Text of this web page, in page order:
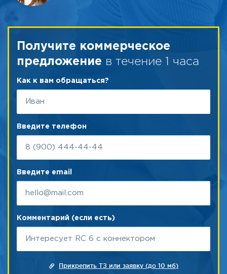
Получите коммерческое
предложение в течение 1 часа
Как к вам обращаться?
Введите телефон
Введите email
Комментарий (если есть)
Прикрепить ТЗ или заявку (до 10 мб)